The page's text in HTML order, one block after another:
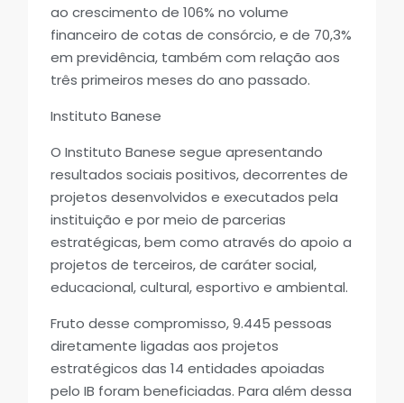
ao crescimento de 106% no volume
financeiro de cotas de consórcio, e de 70,3%
em previdência, também com relação aos
três primeiros meses do ano passado.
Instituto Banese
O Instituto Banese segue apresentando
resultados sociais positivos, decorrentes de
projetos desenvolvidos e executados pela
instituição e por meio de parcerias
estratégicas, bem como através do apoio a
projetos de terceiros, de caráter social,
educacional, cultural, esportivo e ambiental.
Fruto desse compromisso, 9.445 pessoas
diretamente ligadas aos projetos
estratégicos das 14 entidades apoiadas
pelo IB foram beneficiadas. Para além dessa